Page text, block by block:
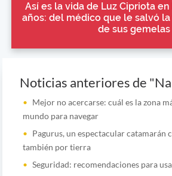
Así es la vida de Luz Cipriota en
años: del médico que le salvó la
de sus gemelas
Noticias anteriores de
Mejor no acercarse: cuál es la zona
mundo para navegar
Pagurus, un espectacular catamarán
también por tierra
Seguridad: recomendaciones para